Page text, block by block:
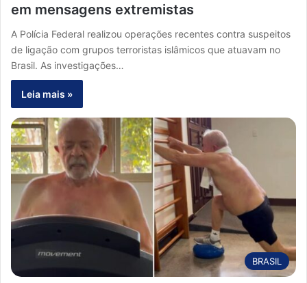
em mensagens extremistas
A Polícia Federal realizou operações recentes contra suspeitos
de ligação com grupos terroristas islâmicos que atuavam no
Brasil. As investigações…
Leia mais »
BRASIL